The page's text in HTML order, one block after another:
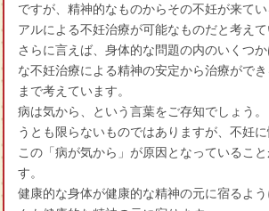
ですが、精神的なものからその不妊が来て
アルによる不妊治療が可能なものだと考えて
さらに言えば、身体的な問題の内のいくつ
な不妊治療による精神の安定から治療がで
まで考えています。
病は気から、という言葉をご存知でしょう
うとも限らないものではありますが、不妊
この「病が気から」が原因となっているこ
す。
健康的な身体が健康的な精神の元に宿るよ